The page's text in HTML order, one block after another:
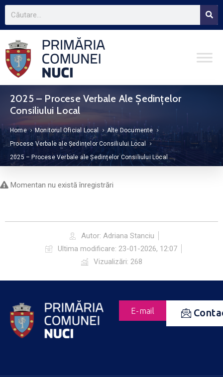
2025 – Procese Verbale Ale Ședințelor
Consiliului Local
Home Monitorul Oficial Local
Alte Documente
Procese Verbale ale Ședințelor Consiliului Local
2025 – Procese Verbale ale Ședințelor Consiliului Local
Momentan nu există înregistrări
Autor: Adriana Stanciu
Ultima modificare: 23-01-2026, 12:07
Vizualizări: 268
E-mail